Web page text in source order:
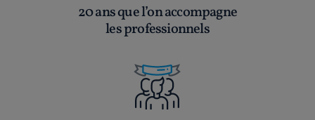
20 ans que l’on accompagne
les professionnels